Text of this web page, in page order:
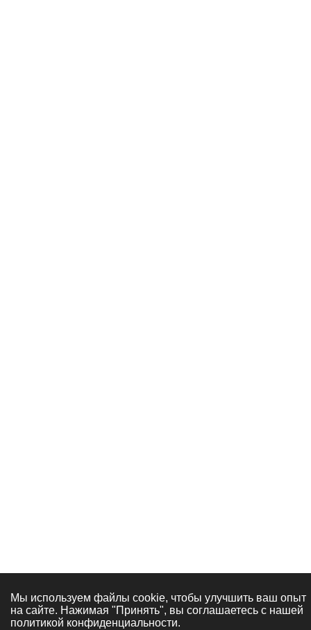
Мы используем файлы cookie, чтобы улучшить ваш опыт
на сайте. Нажимая "Принять", вы соглашаетесь с нашей
политикой конфиденциальности.